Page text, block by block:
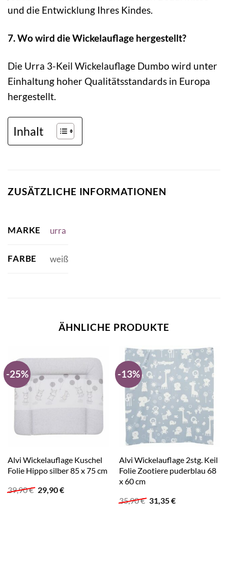
und die Entwicklung Ihres Kindes.
7. Wo wird die Wickelauflage hergestellt?
Die Urra 3-Keil Wickelauflage Dumbo wird unter
Einhaltung hoher Qualitätsstandards in Europa
hergestellt.
Inhalt
ZUSÄTZLICHE INFORMATIONEN
MARKE urra
FARBE weiß
ÄHNLICHE PRODUKTE
-25%
Alvi Wickelauflage Kuschel
Folie Hippo silber 85 x 75 cm
39,90€ Ursprünglicher
Preis
29,90€Aktueller
-13%
Alvi Wickelauflage 2stg. Keil
Folie Zootiere puderblau 68
x 60 cm
35,90€ Ursprünglicher
Preis
31,35€Aktueller